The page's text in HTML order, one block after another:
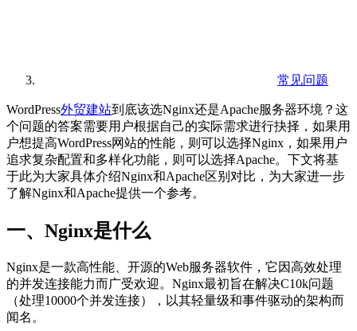
常见问题
WordPress外贸建站到底该选Nginx还是Apache服务器环境？这
个问题的答案需要用户根据自己的实际需求进行抉择，如果用
户想提高WordPress网站的性能，则可以选择Nginx，如果用户
追求复杂配置和多样化功能，则可以选择Apache。下文将基
于此为大家具体介绍Nginx和Apache区别对比，为大家进一步
了解Nginx和Apache提供一个参考。
一、Nginx是什么
Nginx是一款高性能、开源的Web服务器软件，它因高效处理
的并发连接能力而广受欢迎。Nginx最初旨在解决C10k问题
（处理10000个并发连接），以其轻量级和事件驱动的架构而
闻名。